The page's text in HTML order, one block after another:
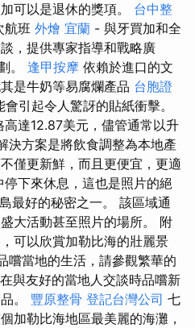
可以是退休的獎項。 台中整
航班 外燴 宜蘭 - 與牙買加和全
，提供專家指導和戰略廣
。 逢甲按摩 依賴於進口的文
是牛奶等易腐爛產品 台胞證
會引起令人驚訝的貼紙衝擊。
高達12.87美元，儘管通常以升
決方案是將飲食調整為本地產
僅更新鮮，而且更便宜，更適
下來休息，這也是照片的絕
最好的秘密之一。 該區域通
大活動甚至照片的場所。 附
可以欣賞加勒比海的壯麗景
嚐當地的生活，請參觀繁華的
與友好的當地人交談時品嚐新
。 豐原整骨 登記台灣公司 七
加勒比海地區最美麗的海灘，